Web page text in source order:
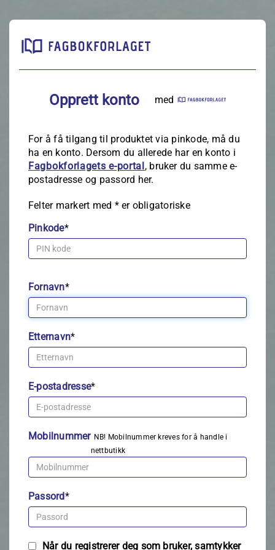
Opprett konto med
For å få tilgang til produktet via pinkode, må du
ha en konto. Dersom du allerede har en konto i
Fagbokforlagets e‑portal, bruker du samme e-
postadresse og passord her.
Felter markert med *er obligatoriske
Pinkode*
Fornavn*
Etternavn*
E-postadresse*
Mobilnummer NB! Mobilnummer kreves for å handle i
nettbutikk
Passord*
Når du registrerer deg som bruker, samtykker